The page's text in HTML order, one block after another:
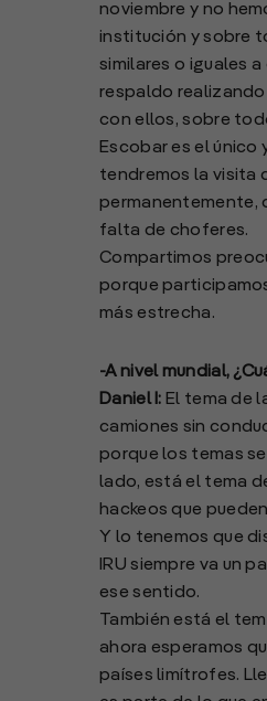
noviembre y no
institución y sobre
similares o iguales a
respaldo realizando
con ellos, sobre
Escobar es el único
tendremos la visita
permanentemente,
falta de choferes.
Compartimos
porque
más estrecha.
-A nivel mundial,
Daniel I: El tema de
camiones sin
porque los temas
lado, está el tema
hackeos que
Y lo tenemos que
IRU siempre va un
ese sentido.
También está el
ahora esperamos
países limítrofes.